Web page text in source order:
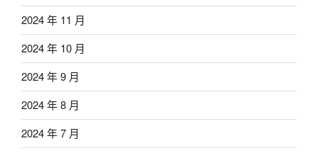
2024 年 11 月
2024 年 10 月
2024 年 9 月
2024 年 8 月
2024 年 7 月